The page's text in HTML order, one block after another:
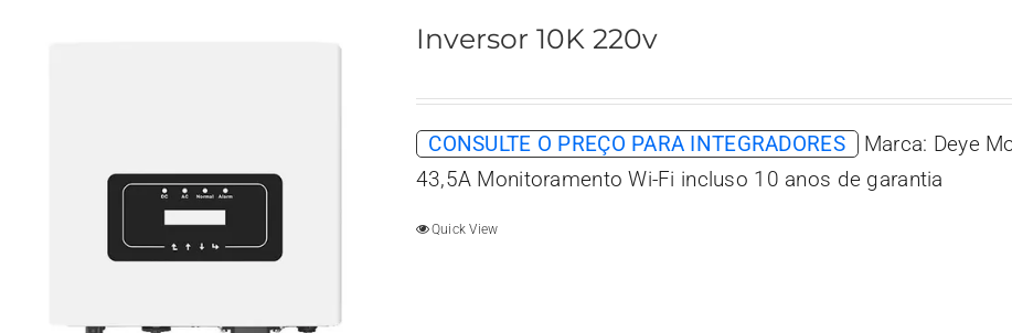
Inversor 10K 220v
CONSULTE O PREÇO PARA INTEGRADORES
Marca: Deye
43,5A Monitoramento Wi-Fi incluso 10 anos de garantia
Quick View